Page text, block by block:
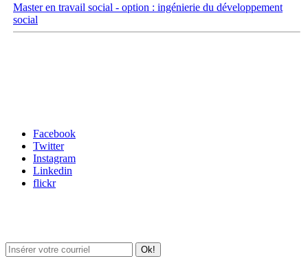
Master en travail social - option : ingénierie du développement
social
Facebook
Twitter
Instagram
Linkedin
flickr